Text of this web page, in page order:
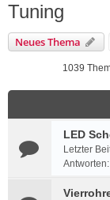
Tuning
Neues Thema
1039
LED
Letzter
Antworten: